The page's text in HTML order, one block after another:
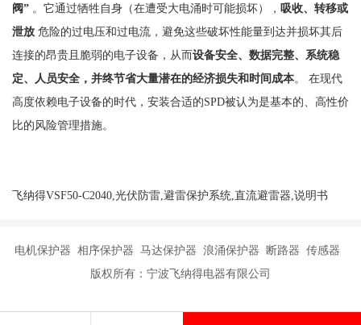
阀” 。它通过牺牲自身（在遭受大电涌时可能损坏）， 吸收、转移或
泄放 危险的过电压和过电流，避免这些破坏性能量到达并损坏其后
连接的昂贵且脆弱的电子设备，从而设备安全、数据完整、系统稳
定、人员安全，并终节省大量潜在的经济损失和时间成本。
在现代
高度依赖电子设备的时代，安装合适的SPD被认为是基本的、高性价
比的风险管理措施。
飞纳得VSF50-C2040,光伏防雷,避雷保护系统,直流避雷器,说明书
电机保护器 相序保护器 马达保护器 浪涌保护器 断路器 传感器
版权所有：宁波飞纳得电器有限公司